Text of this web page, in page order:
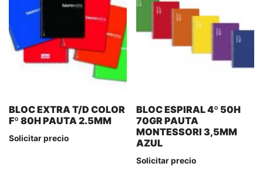
BLOC EXTRA T/D COLOR
Fº 80H PAUTA 2.5MM
Solicitar precio
BLOC ESPIRAL 4º 50H
70GR PAUTA
MONTESSORI 3,5MM
AZUL
Solicitar precio